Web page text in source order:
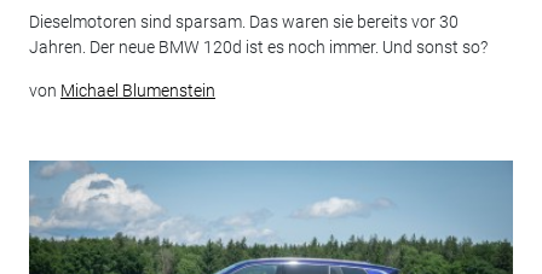
Dieselmotoren sind sparsam. Das waren sie bereits vor 30
Jahren. Der neue BMW 120d ist es noch immer. Und sonst so?
von Michael Blumenstein